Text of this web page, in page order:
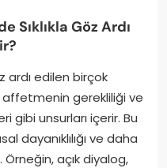
Sıklıkla Göz Ardı
ardı edilen birçok
affetmenin gerekliliği ve
gibi unsurları içerir. Bu
dayanıklılığı ve daha
açık diyalog,